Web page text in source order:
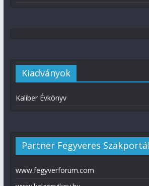
Kiadványok
Kaliber Évkönyv
Partner Fegyveres
www.fegyverforum.com